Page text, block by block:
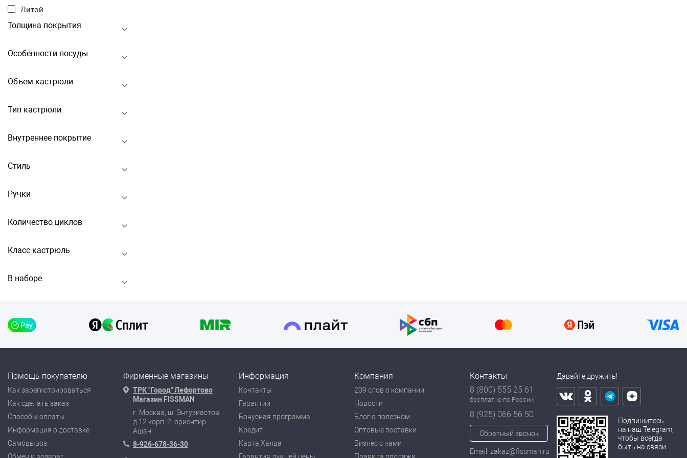
Литой
Толщина покрытия
Особенности посуды
Объем кастрюли
Тип кастрюли
Внутреннее покрытие
Стиль
Ручки
Количество циклов
Класс кастрюль
В наборе
Помощь покупателю
Как зарегистрироваться
Как сделать заказ
Способы оплаты
Информация о доставке
Самовывоз
Фирменные магазины
ТРК "Город" Лефортово
Магазин FISSMAN
г. Москва, ш. Энтузиастов
д.12 корп. 2, ориентир -
Ашан
8-926-678-36-30
Информация
Контакты
Гарантии
Бонусная программа
Кредит
Карта Халва
Компания
209 слов о компании
Новости
Блог о полезном
Оптовые поставки
Бизнес с нами
Контакты
8 (800) 555 25 61
бесплатно по России
8 (925) 066 56 50
Обратный звонок
Email: zakaz@fissman.ru
Давайте дружить!
Подпишитесь
на наш Telegram,
чтобы всегда
быть на связи